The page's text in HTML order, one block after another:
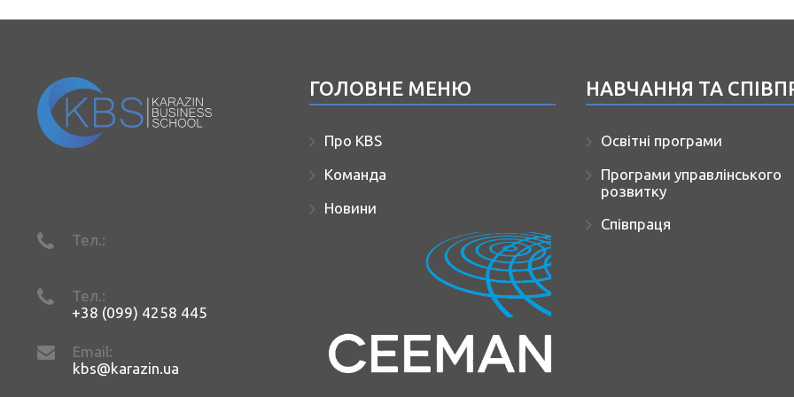
Тел.:
Тел.:
+38 (099) 4258 445
Email:
kbs@karazin.ua
ГОЛОВНЕ МЕНЮ
Про KBS
Команда
Новини
НАВЧАННЯ ТА
Освітні програми
Програми управлінського
розвитку
Співпраця